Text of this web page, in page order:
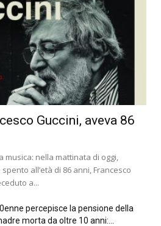
Guccini, aveva 86
musica: nella mattinata di oggi,
all’età di 86 anni, Francesco
a...
percepisce la pensione della
morta da oltre 10 anni:...